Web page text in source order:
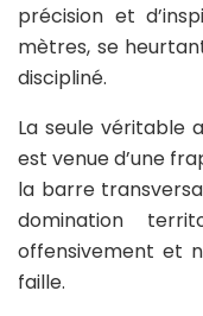
précision et
mètres, se
discipliné.
La seule véritable
est venue d’une
la barre
domination
offensivement et
faille.